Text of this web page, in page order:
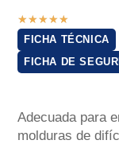
★★★★★
FICHA TÉCNICA
FICHA DE
Adecuada para
molduras de